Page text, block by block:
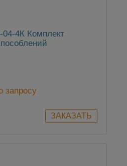
4К Комплект
запросу